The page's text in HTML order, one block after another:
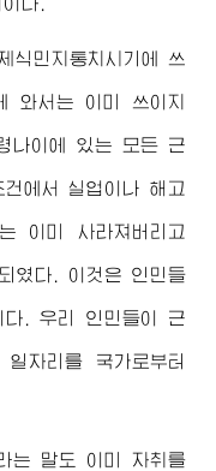
식민지통치시기에 쓰
와서는 이미 쓰이지
나이에 있는 모든 근
에서 실업이나 해고
이미 사라져버리고
였다. 이것은 인민들
다. 우리 인민들이 근
자리를 국가로부터
는 말도 이미 자취를